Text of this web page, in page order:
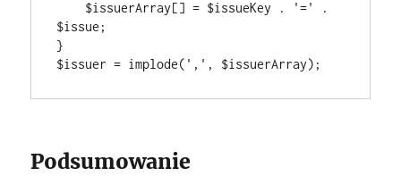
$issue;
}
$issuer = implode(',', $issuerArray);
Podsumowanie